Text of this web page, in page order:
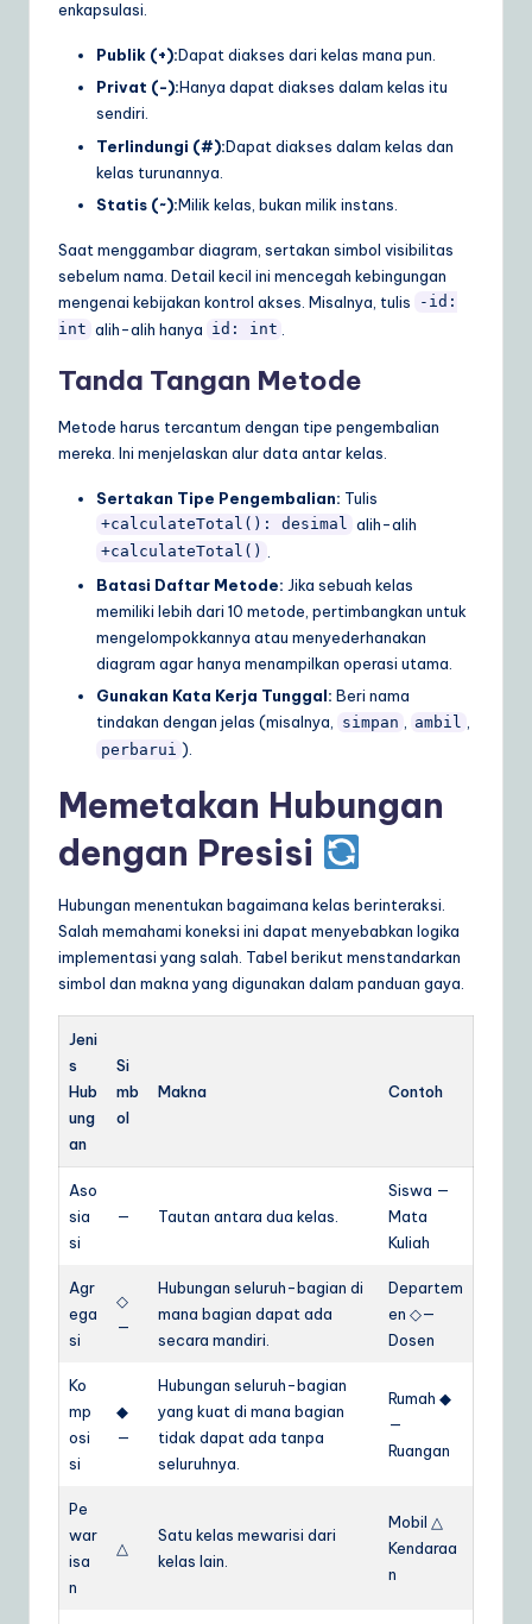
enkapsulasi.
Publik (+):Dapat diakses dari kelas mana pun.
Privat (-):Hanya dapat diakses dalam kelas itu
sendiri.
Terlindungi (#):Dapat diakses dalam kelas dan
kelas turunannya.
Statis (~):Milik kelas, bukan milik instans.
Saat menggambar diagram, sertakan simbol visibilitas
sebelum nama. Detail kecil ini mencegah kebingungan
mengenai kebijakan kontrol akses. Misalnya, tulis
-id:
int alih-alih hanya id: int
Tanda Tangan Metode
Metode harus tercantum dengan tipe pengembalian
mereka. Ini menjelaskan alur data antar kelas.
Sertakan Tipe Pengembalian: Tulis
+calculateTotal(): desimal alih-alih
+calculateTotal()
Batasi Daftar Metode: Jika sebuah kelas
memiliki lebih dari 10 metode, pertimbangkan untuk
mengelompokkannya atau menyederhanakan
diagram agar hanya menampilkan operasi utama.
Gunakan Kata Kerja Tunggal: Beri nama
tindakan dengan jelas (misalnya,
simpan ambil
perbarui ).
Memetakan Hubungan
dengan Presisi
Hubungan menentukan bagaimana kelas berinteraksi.
Salah memahami koneksi ini dapat menyebabkan logika
implementasi yang salah. Tabel berikut menstandarkan
simbol dan makna yang digunakan dalam panduan gaya.
Jeni
s
Hub
ung
an
Si
mb
ol
Makna Contoh
Aso
sia
si
— Tautan antara dua kelas.
Siswa —
Mata
Kuliah
Agr
ega
si
◇
—
Hubungan seluruh-bagian di
mana bagian dapat ada
secara mandiri.
Departem
en ◇—
Dosen
Ko
mp
osi
si
◆
—
Hubungan seluruh-bagian
yang kuat di mana bagian
tidak dapat ada tanpa
seluruhnya.
Rumah ◆
—
Ruangan
Pe
war
isa
n
△
Satu kelas mewarisi dari
kelas lain.
Mobil △
Kendaraa
n